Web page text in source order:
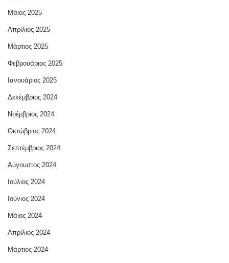
Μάιος 2025
Απρίλιος 2025
Μάρτιος 2025
Φεβρουάριος 2025
Ιανουάριος 2025
Δεκέμβριος 2024
Νοέμβριος 2024
Οκτώβριος 2024
Σεπτέμβριος 2024
Αύγουστος 2024
Ιούλιος 2024
Ιούνιος 2024
Μάιος 2024
Απρίλιος 2024
Μάρτιος 2024